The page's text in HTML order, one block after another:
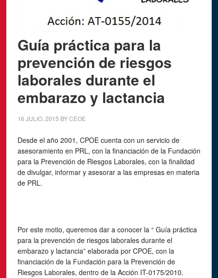
Guía práctica para la
prevención de riesgos
laborales durante el
embarazo y lactancia
16 JULIO, 2015 BYCEOE
Desde el año 2001, CPOE cuenta con un servicio de
asesoramiento en PRL, con la financiación de la Fundación
para la Prevención de Riesgos Laborales, con la finalidad
de divulgar, informar y asesorar a las empresas en materia
de PRL.
Por este motio, queremos dar a conocer la “ Guía práctica
para la prevención de riesgos laborales durante el
embarazo y lactancia” elaborada por CPOE, con la
financiación de la Fundación para la Prevención de
Riesgos Laborales, dentro de la Acción IT-0175/2010.